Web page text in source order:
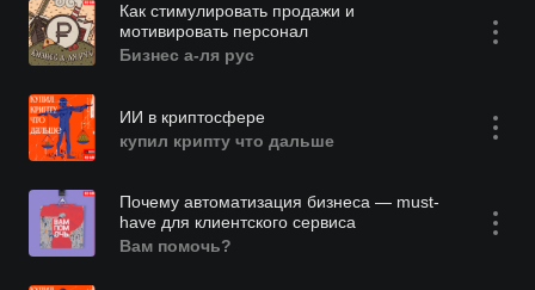
Как стимулировать продажи и
мотивировать персонал
Бизнес а-ля рус
ИИ в криптосфере
купил крипту что дальше
Почему автоматизация бизнеса — must-
have для клиентского сервиса
Вам помочь?